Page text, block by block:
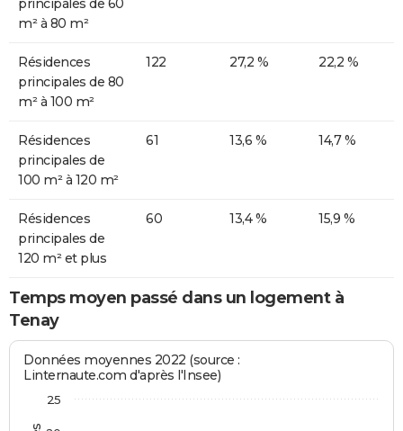
principales de 60
m² à 80 m²
Résidences
principales de 80
m² à 100 m²
122 27,2 % 22,2 %
Résidences
principales de
100 m² à 120 m²
61 13,6 % 14,7 %
Résidences
principales de
120 m² et plus
60 13,4 % 15,9 %
Temps moyen passé dans un logement à
Tenay
Données moyennes 2022 (source :
Linternaute.com d'après l'Insee)
25